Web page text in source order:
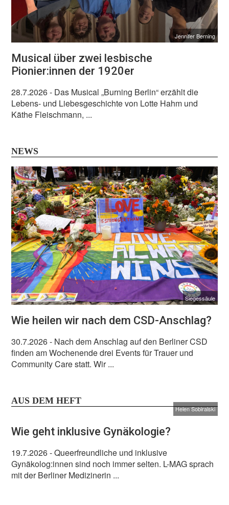
Jennifer Berning
Musical über zwei lesbische
Pionier:innen der 1920er
28.7.2026- Das Musical „Burning Berlin“ erzählt die
Lebens- und Liebesgeschichte von Lotte Hahm und
Käthe Fleischmann, ...
NEWS
Siegessäule
Wie heilen wir nach dem CSD-Anschlag?
30.7.2026- Nach dem Anschlag auf den Berliner CSD
finden am Wochenende drei Events für Trauer und
Community Care statt. Wir ...
AUS DEM HEFT
Helen Sobiralski
Wie geht inklusive Gynäkologie?
19.7.2026- Queerfreundliche und inklusive
Gynäkolog:innen sind noch immer selten. L-MAG sprach
mit der Berliner Medizinerin ...